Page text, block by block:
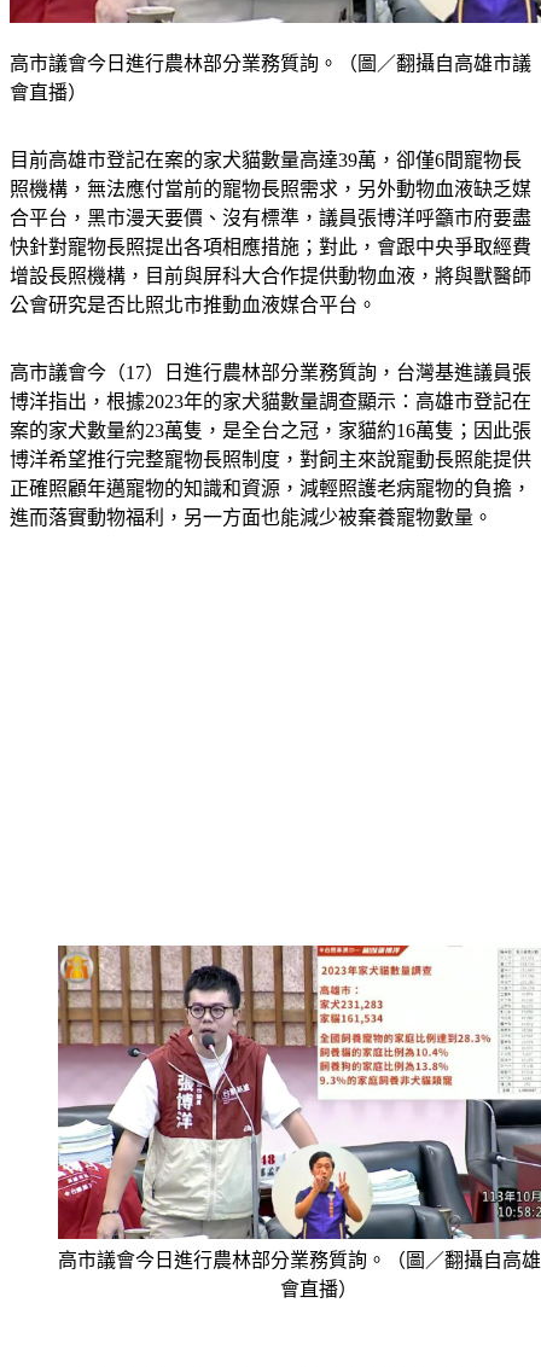
高市議會今日進行農林部分業務質詢。（圖／翻攝自高雄市議
會直播）
目前高雄市登記在案的家犬貓數量高達39萬，卻僅6間寵物長
照機構，無法應付當前的寵物長照需求，另外動物血液缺乏媒
合平台，黑市漫天要價、沒有標準，議員張博洋呼籲市府要盡
快針對寵物長照提出各項相應措施；對此，會跟中央爭取經費
增設長照機構，目前與屏科大合作提供動物血液，將與獸醫師
公會研究是否比照北市推動血液媒合平台。
高市議會今（17）日進行農林部分業務質詢，台灣基進議員張
博洋指出，根據2023年的家犬貓數量調查顯示：高雄市登記在
案的家犬數量約23萬隻，是全台之冠，家貓約16萬隻；因此張
博洋希望推行完整寵物長照制度，對飼主來說寵動長照能提供
正確照顧年邁寵物的知識和資源，減輕照護老病寵物的負擔，
進而落實動物福利，另一方面也能減少被棄養寵物數量。
高市議會今日進行農林部分業務質詢。（圖／翻攝自高
會直播）